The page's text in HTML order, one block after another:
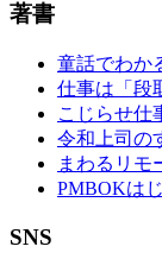
著書
童話でわか
仕事は「段
こじらせ仕
令和上司の
まわるリモ
PMBOKは
SNS